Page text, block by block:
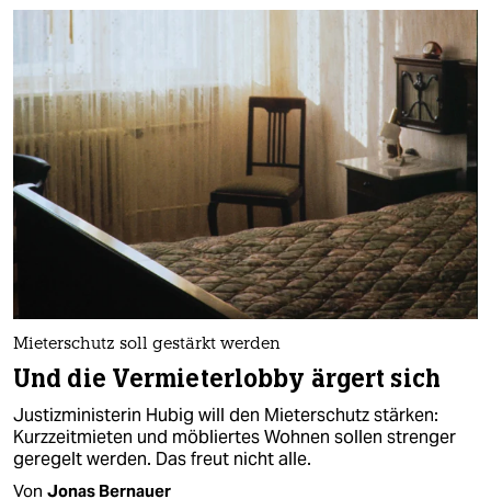
Mieterschutz soll gestärkt werden
Und die Vermieterlobby ärgert sich
Justizministerin Hubig will den Mieterschutz stärken:
Kurzzeitmieten und möbliertes Wohnen sollen strenger
geregelt werden. Das freut nicht alle.
Von Jonas Bernauer